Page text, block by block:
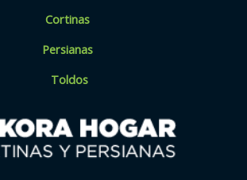
Cortinas
Persianas
Toldos